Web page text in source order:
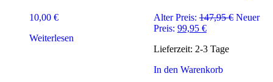
10,00 €
Weiterlesen
Alter Preis: 147,95€ Neuer
Preis: 99,95 €Aktueller
ist:
Lieferzeit: 2-3 Tage
In den Warenkorb